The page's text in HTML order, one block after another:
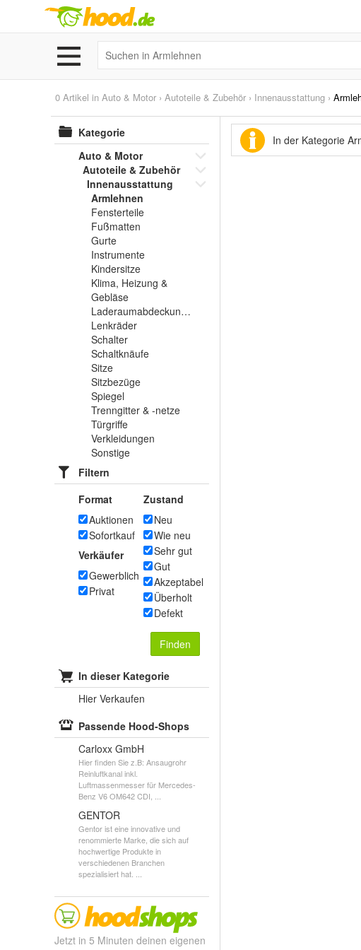
0 Artikel in Auto & Motor › Autoteile & Zubehör › Innenausstattung ›
Kategorie
Auto & Motor
Autoteile & Zubehör
Innenausstattung
Armlehnen
Fensterteile
Fußmatten
Gurte
Instrumente
Kindersitze
Klima, Heizung &
Gebläse
Laderaumabdeckungen
Lenkräder
Schalter
Schaltknäufe
Sitze
Sitzbezüge
Spiegel
Trenngitter & -netze
Türgriffe
Verkleidungen
Sonstige
Filtern
Format
Auktionen
Sofortkauf
Verkäufer
Gewerblich
Privat
Zustand
Neu
Wie neu
Sehr gut
Gut
Akzeptabel
Überholt
Defekt
Finden
In dieser Kategorie
Hier Verkaufen
Passende Hood-Shops
Carloxx GmbH
Hier finden Sie z.B: Ansaugrohr
Reinluftkanal inkl.
Luftmassenmesser für Mercedes-
Benz V6 OM642 CDI, ...
GENTOR
Gentor ist eine innovative und
renommierte Marke, die sich auf
hochwertige Produkte in
verschiedenen Branchen
spezialisiert hat. ...
Jetzt in 5 Minuten deinen eigenen
In der Kategorie